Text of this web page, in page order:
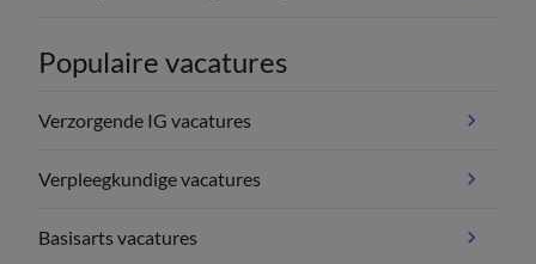
Populaire vacatures
Verzorgende IG vacatures
Verpleegkundige vacatures
Basisarts vacatures